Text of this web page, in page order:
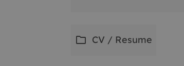
folder CV / Resume